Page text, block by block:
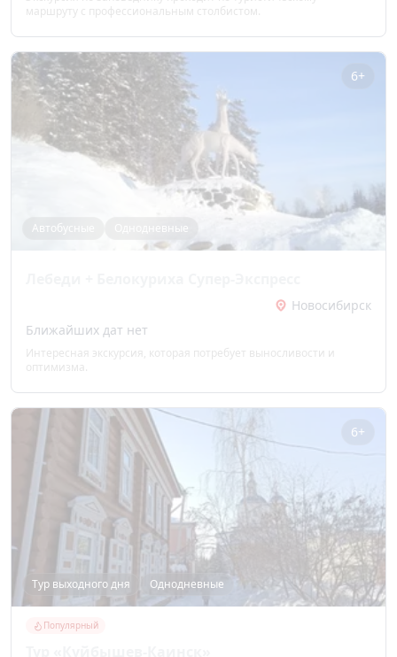
маршруту с профессиональным столбистом.
6+
Автобусные Однодневные
Новосибирск
Ближайших дат нет
Интересная экскурсия, которая потребует выносливости и
оптимизма.
6+
Тур выходного дня Однодневные
Популярный